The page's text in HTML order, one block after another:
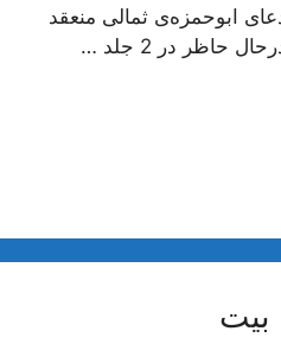
ابوحمزه‌ی ثمالی منعقد
حاظر در 2 جلد …
بیت